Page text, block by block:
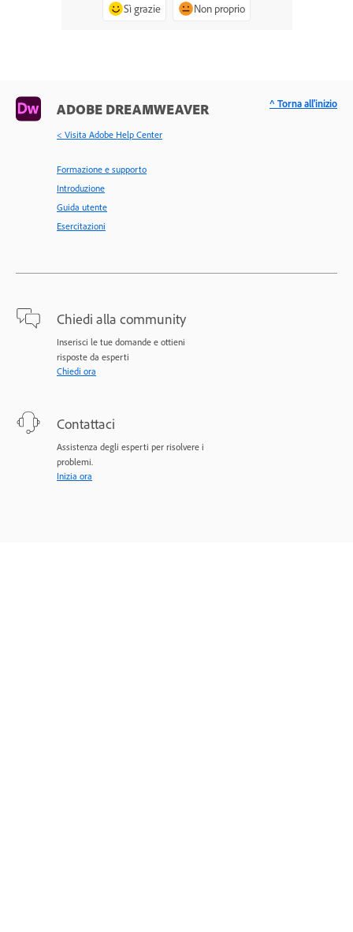
Sì grazie Non proprio
ADOBE DREAMWEAVER
< Visita Adobe Help Center
Formazione e supporto
Introduzione
Guida utente
Esercitazioni
Chiedi alla community
Inserisci le tue domande e ottieni
risposte da esperti
Chiedi ora
Contattaci
Assistenza degli esperti per risolvere i
problemi.
Inizia ora
^ Torna all'inizio